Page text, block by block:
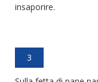
insaporire.
3